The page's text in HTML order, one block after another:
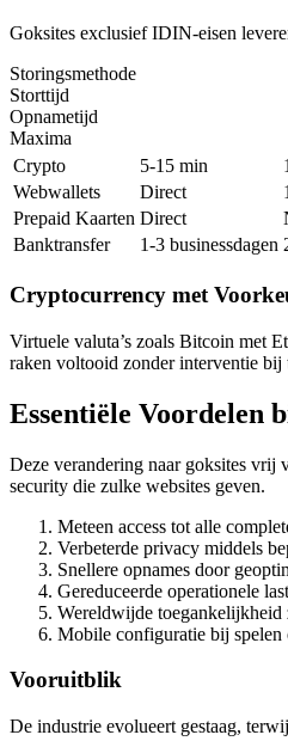
Goksites exclusief IDIN-eisen
Storingsmethode
Storttijd
Opnametijd
Maxima
Crypto
5-15 min
Webwallets
Direct
Prepaid Kaarten Direct
Banktransfer
1-3 businessdagen
Cryptocurrency met
Virtuele valuta’s zoals Bitcoin met
raken voltooid zonder interventie
Essentiële Voordelen
Deze verandering naar goksites vrij
security die zulke websites geven.
Meteen access tot alle
Verbeterde privacy middels
Snellere opnames door
Gereduceerde operationele
Wereldwijde toegankelijkheid
Mobile configuratie bij spelen
Vooruitblik
De industrie evolueert gestaag,